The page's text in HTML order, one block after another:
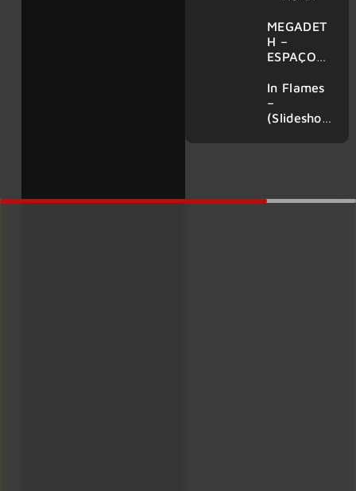
MEGADET
H –
ESPAÇO
SÃO
PAULO
In Flames
–
(Slidesho
AUDIO